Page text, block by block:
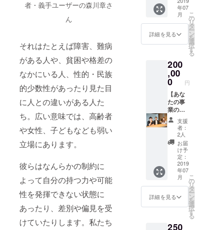
者・義手ユーザーの森川章さ
ん
それはたとえば障害、難病
がある人や、貧困や格差の
なかにいる人、性的・民族
的少数性があったり見た目
に人との違いがある人た
ち。広い意味では、高齢者
や女性、子どもなども弱い
立場にあります。
彼らはなんらかの制約に
よって自分の持つ力や可能
性を発揮できない状態に
あったり、差別や偏見を受
けていたりします。私たち
・スペ
シャル
イベン
トに2名
様でご
西どち
らか）
・soar
の記事
に登場
した
方々に
ゲスト
スピー
カーと
して登
壇して
いただ
く、ス
ペシャ
ルイベ
ント@
東京or
す！
す！
（6/22
（土）
14-16時
@東
京、
）14-16
時＠大
阪で開
催） ・
サイト
に名前
を掲載
させて
いただ
きます
（希望
者の
み） ※
掲載を
ご希望
の方
は、支
援時に
備考欄
へご希
名前を
ル ・サ
イトリ
ニュー
アルま
での進
捗を伝
メール
マガジ
ンを月
１回お
届け
（2019
年12月
まで）
・soar
のロゴ
ステッ
カー5枚
をお送
りしま
す ・ブ
レンド
ハーブ
ティー
「soar
tea」の
g＆
フとお
茶会し
ません
か？東
京オ
フィス
茶会に
ご招待
（2019
年6月以
降で2時
間程
度） ※
日程は
後ほど
調整さ
せてい
ただき
ます ・
代表の
工藤か
らお礼
のメー
ル ・サ
イトリ
ニュー
での進
年07
月
詳細を見る
こ
の
リ
タ
ー
ン
を
選
択
す
る
200
,00
0 円
【あな
たの事
業の相
談にの
ります
コー
ス】 理
事の工
藤瑞穂
or 鈴木
悠平or
モリ
ジュン
ヤor碇
和生の
うち1名
相談が
支援
者：
2人
お届
け予
定：
2019
年07
月
詳細を見る
こ
の
リ
タ
ー
ン
を
選
択
す
る
250